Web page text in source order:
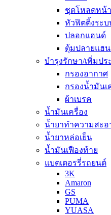
ชุดโหลดหน้า
หัวฟิตติ้งระบ
ปลอกแฮนด์
ตุ้มปลายแฮ
บำรุงรักษา/เพิ่มป
กรองอากาศ
กรองน้ำมันเ
ผ้าเบรค
น้ำมันเครื่อง
น้ำยาทำความสะอ
น้ำยาหล่อเย็น
น้ำมันเฟืองท้าย
แบตเตอรรี่รถยนต์
3K
Amaron
GS
PUMA
YUASA